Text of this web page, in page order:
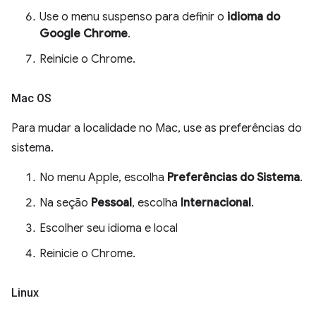
Use o menu suspenso para definir o idioma do
Google Chrome.
Reinicie o Chrome.
Mac OS
Para mudar a localidade no Mac, use as preferências do
sistema.
No menu Apple, escolha Preferências do Sistema.
Na seção Pessoal, escolha Internacional.
Escolher seu idioma e local
Reinicie o Chrome.
Linux